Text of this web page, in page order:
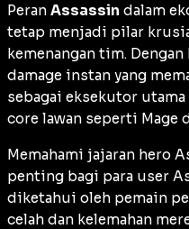
Peran Assassin dalam
tetap menjadi pilar
kemenangan tim.
damage instan yang
sebagai eksekutor
core lawan seperti Mage
Memahami jajaran hero
penting bagi para user
diketahui oleh pemain
celah dan kelemahan